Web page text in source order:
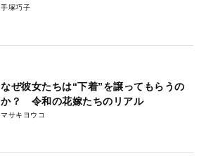
手塚巧子
なぜ彼女たちは“下着”を譲ってもらうの
か？ 令和の花嫁たちのリアル
マサキヨウコ